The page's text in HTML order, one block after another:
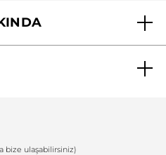
bize ulaşabilirsiniz)